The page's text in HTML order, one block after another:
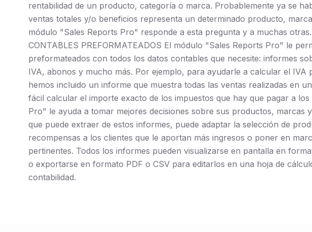
rentabilidad de un producto, categoría o marca. Probablemente ya se
ventas totales y/o beneficios representa un determinado producto,
módulo "Sales Reports Pro" responde a esta pregunta y a muchas otras.
CONTABLES PREFORMATEADOS El módulo "Sales Reports Pro" le
preformateados con todos los datos contables que necesite: informes
IVA, abonos y mucho más. Por ejemplo, para ayudarle a calcular el
hemos incluido un informe que muestra todas las ventas realizadas en
fácil calcular el importe exacto de los impuestos que hay que pagar a
Pro" le ayuda a tomar mejores decisiones sobre sus productos, marcas
que puede extraer de estos informes, puede adaptar la selección de
recompensas a los clientes que le aportan más ingresos o poner en
pertinentes. Todos los informes pueden visualizarse en pantalla en
o exportarse en formato PDF o CSV para editarlos en una hoja de
contabilidad.